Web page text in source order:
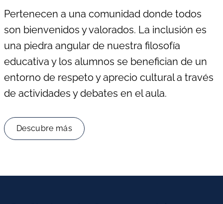
Pertenecen a una comunidad donde todos
son bienvenidos y valorados. La inclusión es
una piedra angular de nuestra filosofía
educativa y los alumnos se benefician de un
entorno de respeto y aprecio cultural a través
de actividades y debates en el aula.
Descubre más